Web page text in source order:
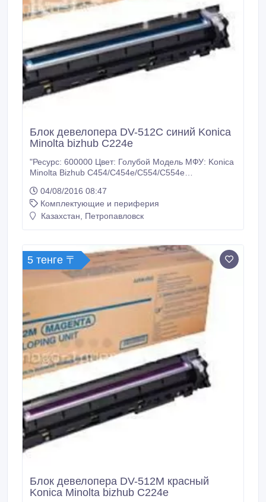
Блок девелопера DV-512C синий Konica
Minolta bizhub C224e
"Ресурс: 600000 Цвет: Голубой Модель МФУ: Konica
Minolta Bizhub C454/C454e/C554/C554e
оригинальные расходные материалы. 100%
гарантия качества товара. Заходите на наш сайт
много-тонера точка рф. Доставка ТК Кит по
04/08/2016 08:47
Комплектующие и периферия
Казахстан, Петропавловск
5 тенге 〒
Блок девелопера DV-512M красный
Konica Minolta bizhub C224e